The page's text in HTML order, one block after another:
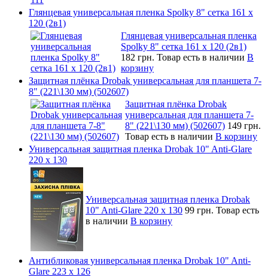
Глянцевая универсальная пленка Spolky 8" сетка 161 х
120 (2в1)
Глянцевая универсальная пленка
Spolky 8" сетка 161 х 120 (2в1)
182 грн. Товар есть в наличии В
корзину
Защитная плёнка Drobak универсальная для планшета 7-
8" (221\130 мм) (502607)
Защитная плёнка Drobak
универсальная для планшета 7-
8" (221\130 мм) (502607) 149 грн.
Товар есть в наличии В корзину
Универсальная защитная пленка Drobak 10" Anti-Glare
220 x 130
Универсальная защитная пленка Drobak
10" Anti-Glare 220 x 130 99 грн. Товар есть
в наличии В корзину
Антибликовая универсальная пленка Drobak 10" Anti-
Glare 223 x 126